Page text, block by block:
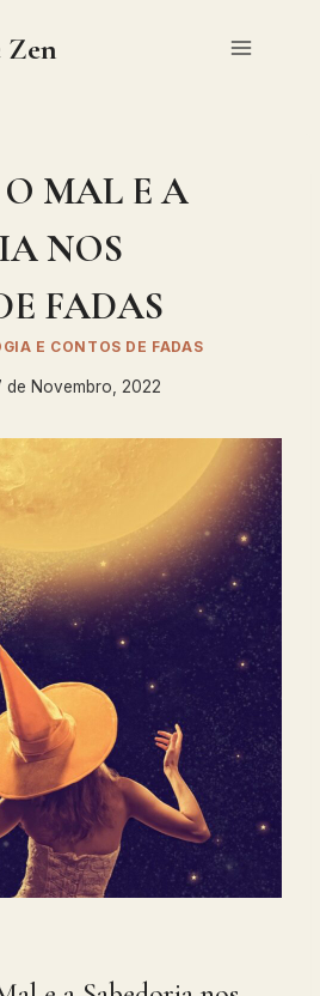
Zen
MAL E A
NOS
FADAS
E CONTOS DE FADAS
de Novembro, 2022